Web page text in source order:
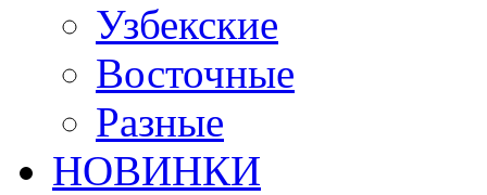
Узбекские
Восточные
Разные
НОВИНКИ